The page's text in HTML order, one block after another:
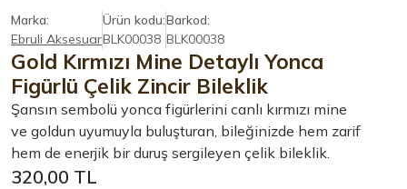
Marka:
Ebruli Aksesuar
Ürün kodu:
BLK00038
Barkod:
BLK00038
Gold Kırmızı Mine Detaylı Yonca
Figürlü Çelik Zincir Bileklik
Şansın sembolü yonca figürlerini canlı kırmızı mine
ve goldun uyumuyla buluşturan, bileğinizde hem zarif
hem de enerjik bir duruş sergileyen çelik bileklik.
320,00 TL